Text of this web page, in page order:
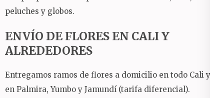
peluches y globos.
ENVÍO DE FLORES EN CALI Y
ALREDEDORES
Entregamos ramos de flores a domicilio en todo Cali y
en Palmira, Yumbo y Jamundí (tarifa diferencial).